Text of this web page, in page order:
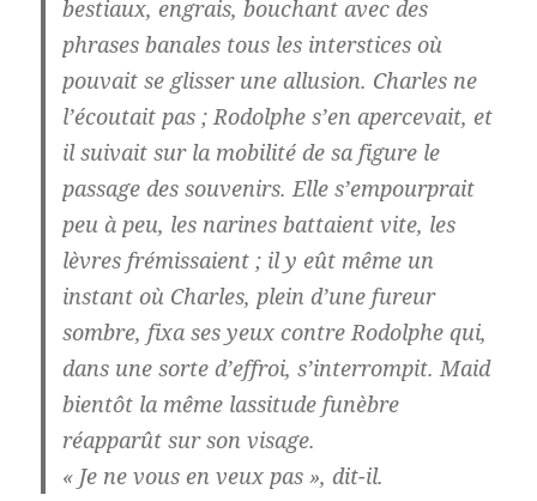
bestiaux, engrais, bouchant avec des
phrases banales tous les interstices où
pouvait se glisser une allusion. Charles ne
l’écoutait pas ; Rodolphe s’en apercevait, et
il suivait sur la mobilité de sa figure le
passage des souvenirs. Elle s’empourprait
peu à peu, les narines battaient vite, les
lèvres frémissaient ; il y eût même un
instant où Charles, plein d’une fureur
sombre, fixa ses yeux contre Rodolphe qui,
dans une sorte d’effroi, s’interrompit. Maid
bientôt la même lassitude funèbre
réapparût sur son visage.
« Je ne vous en veux pas », dit-il.